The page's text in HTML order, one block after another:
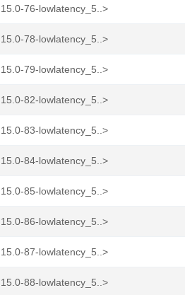
76-lowlatency_5..>
78-lowlatency_5..>
79-lowlatency_5..>
82-lowlatency_5..>
83-lowlatency_5..>
84-lowlatency_5..>
85-lowlatency_5..>
86-lowlatency_5..>
87-lowlatency_5..>
88-lowlatency_5..>